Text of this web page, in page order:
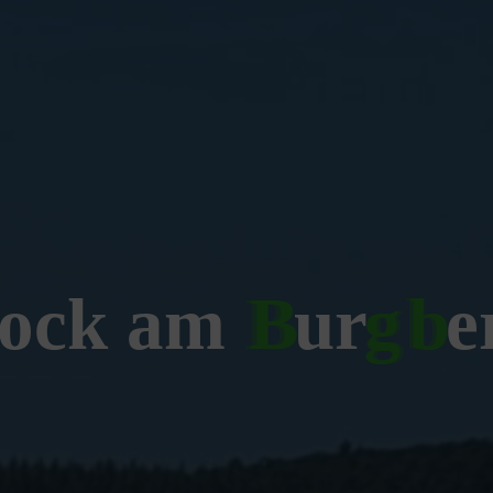
ck am Burg b e